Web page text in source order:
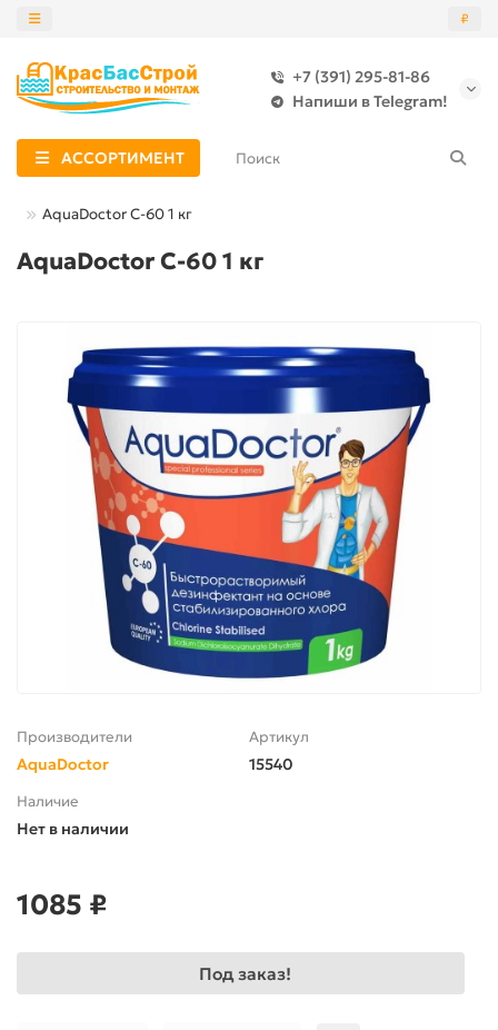
₽
+7 (391) 295-81-86
Напиши в Telegram!
Назад
БЕТОННЫХ БАССЕЙНОВ
БРУСОВЫХ БАССЕЙНОВ
АССОРТИМЕНТ
AquaDoctor C-60 1 кг
AquaDoctor C-60 1 кг
Производители
AquaDoctor
Артикул
15540
Наличие
Нет в наличии
1085 ₽
Под заказ!